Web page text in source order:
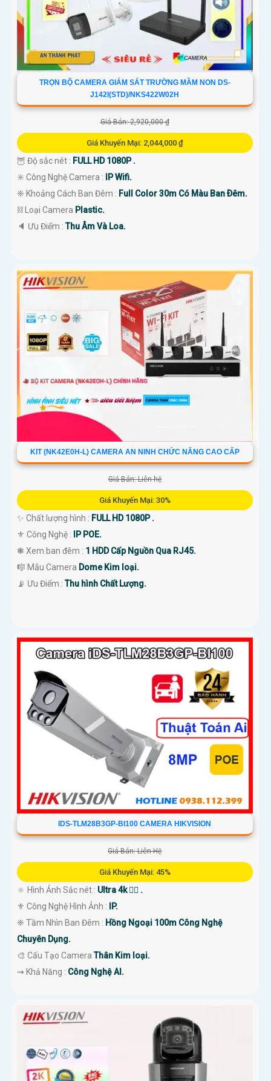
TRỌN BỘ CAMERA GIÁM SÁT TRƯỜNG MẦM NON DS-
J142I(STD)/NKS422W02H
Giá Bán: 2,920,000 ₫
Giá Khuyến Mại: 2,044,000 ₫
🦉 Độ sắc nét : FULL HD 1080P .
✳️ Công Nghệ Camera :
IP Wifi.
❈ Khoảng Cách Ban Đêm : Full Color 30m Có Màu Ban Ðêm.
⛓ Loại Camera Plastic.
️🔈 Ưu Điểm :Thu Âm Và Loa.
KIT (NK42E0H-L) CAMERA AN NINH CHỨC NĂNG CAO CẤP
Giá Bán: Liên hệ
Giá Khuyến Mại: 30%
✨ Chất lượng hình : FULL HD 1080P .
⚜️ Công Nghệ :
IP POE.
❃ Xem ban đêm : 1 HDD Cấp Nguồn Qua RJ45.
🎼️ Mẫu Camera Dome Kim loại.
️📡 Ưu Điểm :Thu hình Chất Lượng.
IDS-TLM28B3GP-BI100 CAMERA HIKVISION
Giá Bán: Liên Hệ
Giá Khuyến Mại: 45%
🔅 Hình Ảnh Sắc nét : Ultra 4k 👍🏾 .
⚜️ Công Nghệ Hình Ảnh :
IP.
❈ Tầm Nhìn Ban Đêm : Hồng Ngoại 100m Công Nghệ
Chuyên Dụng.
🎨 Cấu Tạo CameraThân Kim loại.
️⇝ Khả Năng : Công Nghệ AI.